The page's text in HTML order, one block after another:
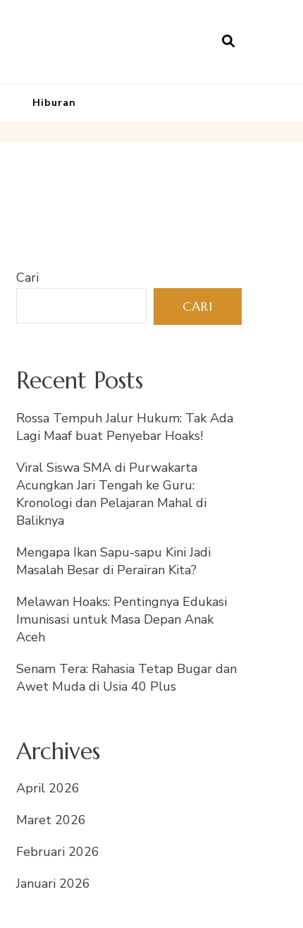
Hiburan
Cari
CARI
Recent Posts
Rossa Tempuh Jalur Hukum: Tak Ada
Lagi Maaf buat Penyebar Hoaks!
Viral Siswa SMA di Purwakarta
Acungkan Jari Tengah ke Guru:
Kronologi dan Pelajaran Mahal di
Baliknya
Mengapa Ikan Sapu-sapu Kini Jadi
Masalah Besar di Perairan Kita?
Melawan Hoaks: Pentingnya Edukasi
Imunisasi untuk Masa Depan Anak
Aceh
Senam Tera: Rahasia Tetap Bugar dan
Awet Muda di Usia 40 Plus
Archives
April 2026
Maret 2026
Februari 2026
Januari 2026